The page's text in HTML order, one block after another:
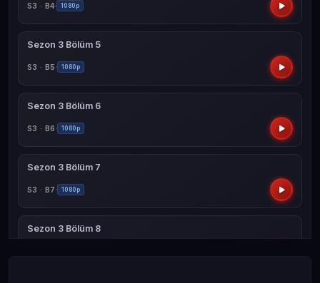
S3 · B4 1080p
Sezon 3 Bölüm 5
S3 · B5 1080p
Sezon 3 Bölüm 6
S3 · B6 1080p
Sezon 3 Bölüm 7
S3 · B7 1080p
Sezon 3 Bölüm 8